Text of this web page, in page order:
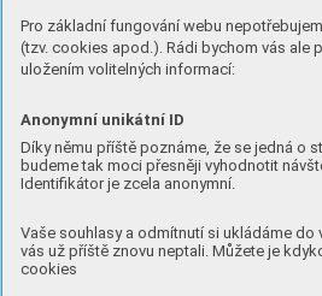
Pro základní fungování webu
(tzv. cookies apod.). Rádi bychom vás ale
uložením volitelných informací:
Anonymní unikátní ID
Díky němu příště poznáme, že se jedná o
budeme tak moci přesněji vyhodnotit
Identifikátor je zcela anonymní.
Vaše souhlasy a odmítnutí si ukládáme do
vás už příště znovu neptali. Můžete je
cookies